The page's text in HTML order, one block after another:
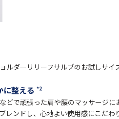
ルダーリリーフサルブのお試しサイ
に整える *2
どで頑張った肩や腰のマッサージに
レンドし、心地よい使用感にこだわ